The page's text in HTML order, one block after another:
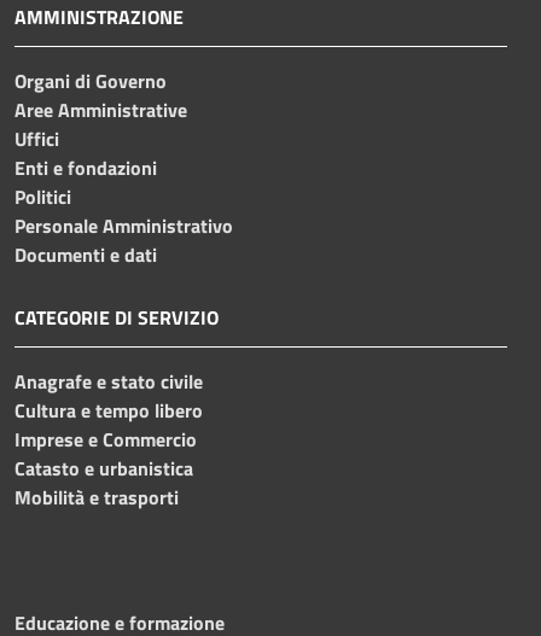
AMMINISTRAZIONE
Organi di Governo
Aree Amministrative
Uffici
Enti e fondazioni
Politici
Personale Amministrativo
Documenti e dati
CATEGORIE DI SERVIZIO
Anagrafe e stato civile
Cultura e tempo libero
Imprese e Commercio
Catasto e urbanistica
Mobilità e trasporti
Educazione e formazione